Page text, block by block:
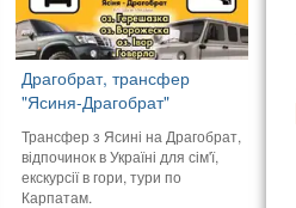
Драгобрат, трансфер
"Ясиня-Драгобрат"
Трансфер з Ясині на Драгобрат,
відпочинок в Україні для сім'ї,
екскурсії в гори, тури по
Карпатам.